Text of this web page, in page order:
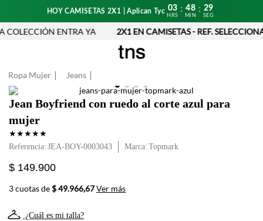
HOY CAMISETAS 2X1 | Aplican Tyc 03
HRS
: 48
MIN
: 29
SEG
COLECCIÓN ENTRA YA 2X1 EN CAMISETAS - REF.
Ropa Mujer Jeans
Jean Boyfriend con ruedo al corte azul para
mujer
★★★★★
Referencia: JEA-BOY-0003043 Topmark
$ 149.900
3 cuotas de$ 49.966,67Ver más
¿Cuál es mi talla?